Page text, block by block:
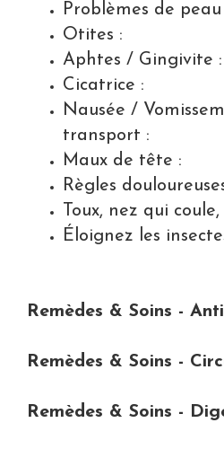
Problèmes de peau
Otites :
Aphtes / Gingivite :
Cicatrice :
Nausée /
transport :
Maux de tête :
Règles
Toux, nez qui
Éloignez les
Remèdes & Soins -
Remèdes & Soins -
Remèdes & Soins -